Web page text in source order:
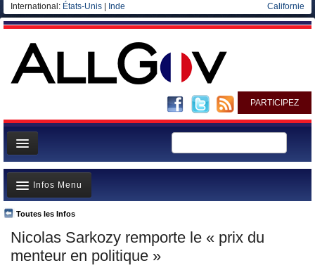
International: États-Unis Inde Californie
PARTICIPEZ
Page d'accueil
Infos
Gouvernement
Ministères/Directions
Blog
Nicolas Sarkozy remporte le « prix du
menteur en politique »
Toutes les Infos
Infos Menu
A la Une
Polémiques